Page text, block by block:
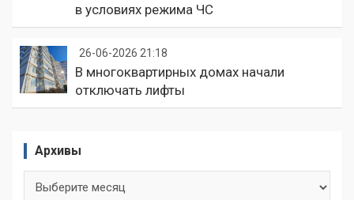
в условиях режима ЧС
26-06-2026 21:18
В многоквартирных домах начали
отключать лифты
Архивы